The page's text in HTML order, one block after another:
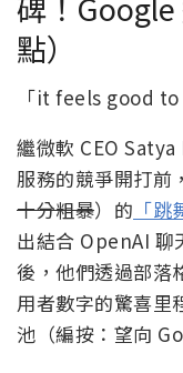
點）
「it feels good
繼微軟 CEO
服務的競爭開打前
十分粗暴）的 「
出結合 OpenAI 聊
後，他們透過部落
用者數字的驚喜里
池（編按：望向